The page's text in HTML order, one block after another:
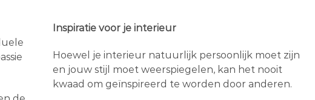
Inspiratie voor je interieur
Hoewel je interieur natuurlijk persoonlijk moet zijn
en jouw stijl moet weerspiegelen, kan het nooit
kwaad om geïnspireerd te worden door anderen.